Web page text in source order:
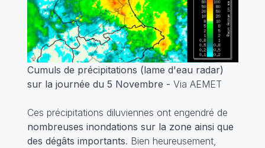
Cumuls de précipitations (lame d'eau radar)
sur la journée du 5 Novembre - Via AEMET
Ces précipitations diluviennes ont engendré de
nombreuses inondations sur la zone ainsi que
des dégâts importants. Bien heureusement,